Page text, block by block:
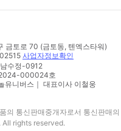
금토로 70 (금토동, 텐엑스타워)
사업자정보확인
수정-0912
2024-000024호
유니버스｜ 대표이사 이철웅
의 통신판매중개자로서 통신판매
All rights reserved.